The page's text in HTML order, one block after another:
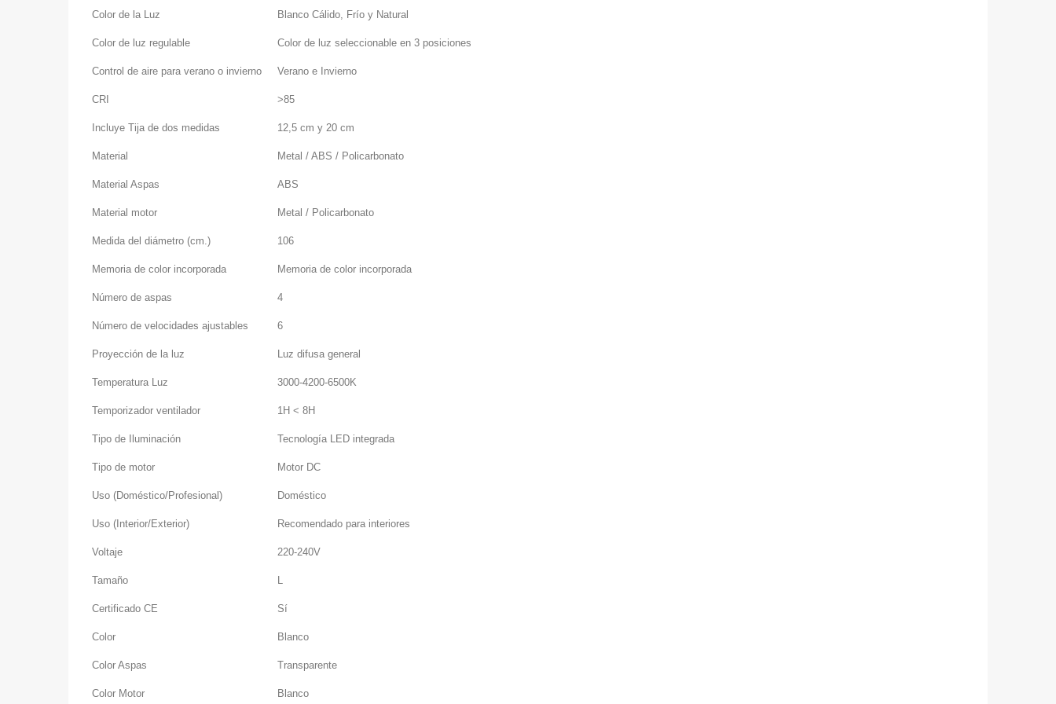
Color de la Luz Blanco Cálido, Frío y Natural
Color de luz regulable Color de luz seleccionable en 3 posiciones
Control de aire para verano o invierno Verano e Invierno
CRI >85
Incluye Tija de dos medidas 12,5 cm y 20 cm
Material Metal / ABS / Policarbonato
Material Aspas ABS
Material motor Metal / Policarbonato
Medida del diámetro (cm.) 106
Memoria de color incorporada Memoria de color incorporada
Número de aspas 4
Número de velocidades ajustables 6
Proyección de la luz Luz difusa general
Temperatura Luz 3000-4200-6500K
Temporizador ventilador 1H < 8H
Tipo de Iluminación Tecnología LED integrada
Tipo de motor Motor DC
Uso (Doméstico/Profesional) Doméstico
Uso (Interior/Exterior) Recomendado para interiores
Voltaje 220-240V
Tamaño L
Certificado CE Sí
Color Blanco
Color Aspas Transparente
Color Motor Blanco